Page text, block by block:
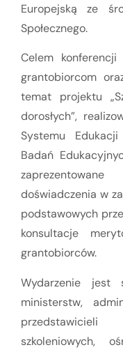
Europejską ze
Społecznego.
Celem
grantobiorcom
temat projektu
dorosłych”,
Systemu
Badań
doświadczenia w
podstawowych
konsultacje
grantobiorców.
Wydarzenie jest
ministerstw,
szkoleniowych,